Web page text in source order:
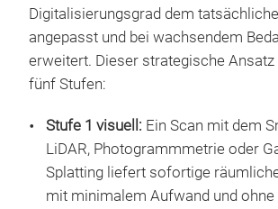
Digitalisierungsgrad dem
angepasst und bei wachsendem
erweitert. Dieser strategische
fünf Stufen:
Stufe 1 visuell: Ein Scan mit dem
LiDAR, Photogrammmetrie oder
Splatting liefert sofortige
mit minimalem Aufwand und ohne